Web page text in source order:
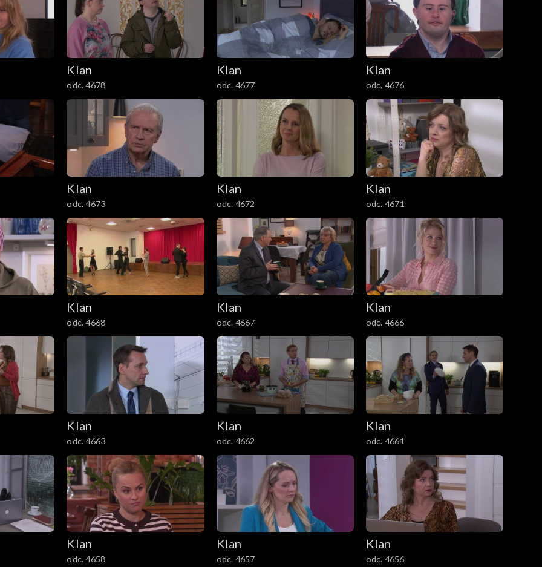
Klan
odc. 4678
Klan
odc. 4677
Klan
odc. 4676
Klan
odc. 4673
Klan
odc. 4672
Klan
odc. 4671
Klan
odc. 4668
Klan
odc. 4667
Klan
odc. 4666
Klan
odc. 4663
Klan
odc. 4662
Klan
odc. 4661
Klan
odc. 4658
Klan
odc. 4657
Klan
odc. 4656